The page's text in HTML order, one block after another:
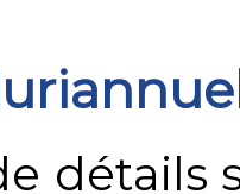
détails